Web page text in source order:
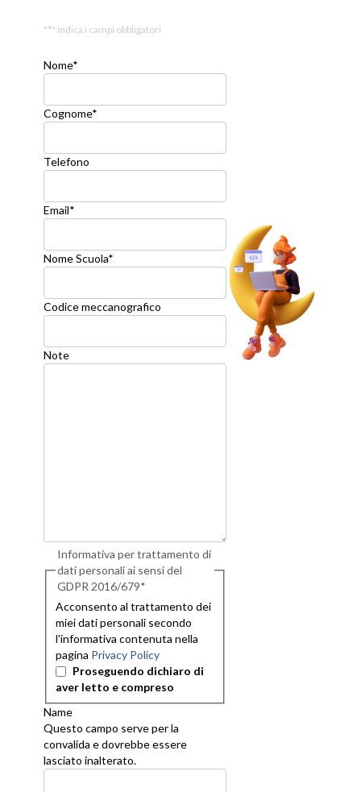
"*" indica i campi obbligatori
Nome*
Cognome*
Telefono
Email*
Nome Scuola*
Codice meccanografico
Note
Informativa per trattamento di
dati personali ai sensi del
GDPR 2016/679*
Acconsento al trattamento dei
miei dati personali secondo
l'informativa contenuta nella
pagina Privacy Policy
Proseguendo dichiaro di
aver letto e compreso
Name
Questo campo serve per la
convalida e dovrebbe essere
lasciato inalterato.